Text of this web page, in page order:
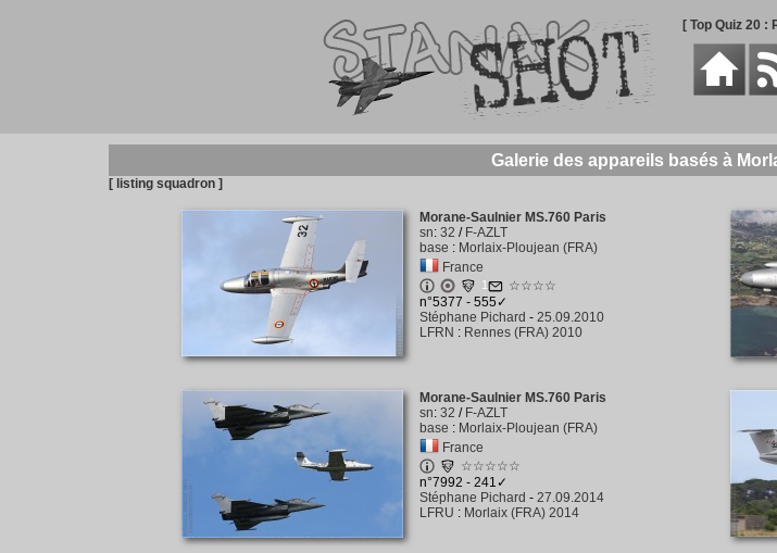
[ Top Quiz 20 :
Galerie des appareils basés à
[ listing squadron ]
Morane-Saulnier MS.760 Paris
sn: 32 / F-AZLT
base : Morlaix-Ploujean (FRA)
France
1
☆☆☆☆
n°5377 - 555✓
Stéphane Pichard - 25.09.2010
LFRN : Rennes (FRA) 2010
Morane-Saulnier MS.760 Paris
sn: 32 / F-AZLT
base : Morlaix-Ploujean (FRA)
France
☆☆☆☆☆
n°7992 - 241✓
Stéphane Pichard - 27.09.2014
LFRU : Morlaix (FRA) 2014